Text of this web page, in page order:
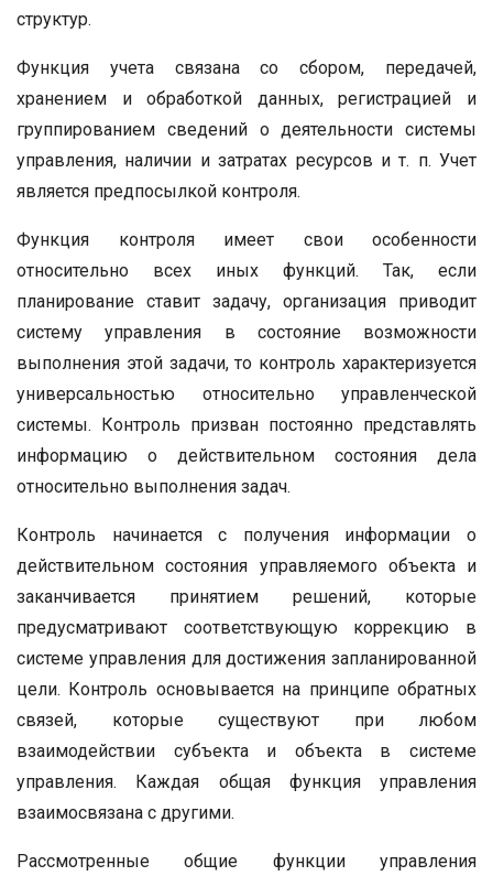
структур.
Функция учета связана со сбором, передачей,
хранением и обработкой данных, регистрацией и
группированием сведений о деятельности системы
управления, наличии и затратах ресурсов и т. п. Учет
является предпосылкой контроля.
Функция контроля имеет свои особенности
относительно всех иных функций. Так, если
планирование ставит задачу, организация приводит
систему управления в состояние возможности
выполнения этой задачи, то контроль характеризуется
универсальностью относительно управленческой
системы. Контроль призван постоянно представлять
информацию о действительном состояния дела
относительно выполнения задач.
Контроль начинается с получения информации о
действительном состояния управляемого объекта и
заканчивается принятием решений, которые
предусматривают соответствующую коррекцию в
системе управления для достижения запланированной
цели. Контроль основывается на принципе обратных
связей, которые существуют при любом
взаимодействии субъекта и объекта в системе
управления. Каждая общая функция управления
взаимосвязана с другими.
Рассмотренные общие функции управления